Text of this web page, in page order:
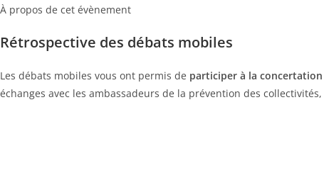
À propos de cet évènement
Rétrospective des débats mobiles
Les débats mobiles vous ont permis de participer à la concertation
échanges avec les ambassadeurs de la prévention des collectivités,